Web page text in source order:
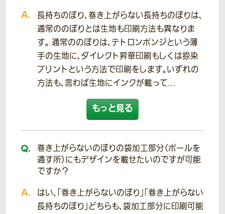
長持ちのぼり、巻き上がらない長持ちのぼりは、
通常ののぼりとは生地も印刷方法も異なりま
す。 通常ののぼりは、テトロンポンジという薄
手の生地に、ダイレクト昇華印刷もしくは捺染
プリントという方法で印刷をします。いずれの
方法も、言わば生地にインクが載って...
もっと見る
巻き上がらないのぼりの袋加工部分（ポールを
通す所）にもデザインを載せたいのですが可能
ですか？
はい、「巻き上がらないのぼり」「巻き上がらない
長持ちのぼり」どちらも、袋加工部分に印刷可能